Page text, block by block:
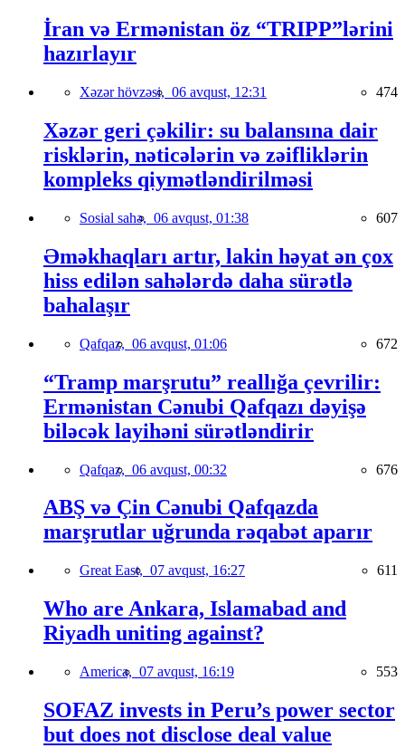
İran və Ermənistan öz “TRIPP”lərini
hazırlayır
Xəzər hövzəsi, 06 avqust, 12:31 474
Xəzər geri çəkilir: su balansına dair
risklərin, nəticələrin və zəifliklərin
kompleks qiymətləndirilməsi
Sosial sahə, 06 avqust, 01:38 607
Əməkhaqları artır, lakin həyat ən çox
hiss edilən sahələrdə daha sürətlə
bahalaşır
Qafqaz, 06 avqust, 01:06 672
“Tramp marşrutu” reallığa çevrilir:
Ermənistan Cənubi Qafqazı dəyişə
biləcək layihəni sürətləndirir
Qafqaz, 06 avqust, 00:32 676
ABŞ və Çin Cənubi Qafqazda
marşrutlar uğrunda rəqabət aparır
Great East, 07 avqust, 16:27 611
Who are Ankara, Islamabad and
Riyadh uniting against?
America, 07 avqust, 16:19 553
SOFAZ invests in Peru’s power sector
but does not disclose deal value